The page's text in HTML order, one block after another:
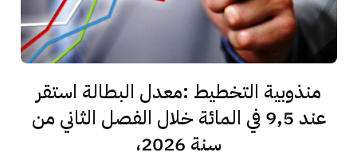
منذوبية التخطيط :معدل البطالة استقر
عند 9,5 في المائة خلال الفصل الثاني من
سنة 2026،